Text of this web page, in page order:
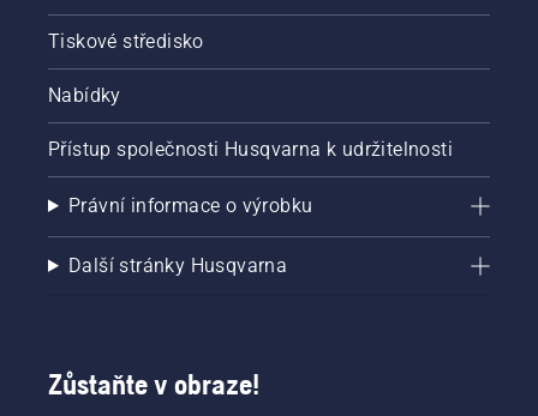
Tiskové středisko
Nabídky
Přístup společnosti Husqvarna k udržitelnosti
Právní informace o výrobku
Další stránky Husqvarna
Zůstaňte v obraze!